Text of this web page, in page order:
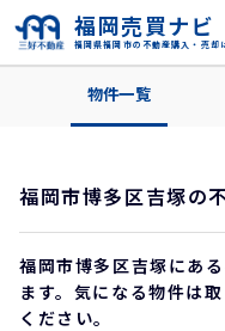
福岡県福岡市の不動産購入・売却
福岡売買ナビ
住所から探す
物件一覧
福岡市博多区吉塚の
福岡市博多区吉塚にあ
ます。気になる物件は
ください。